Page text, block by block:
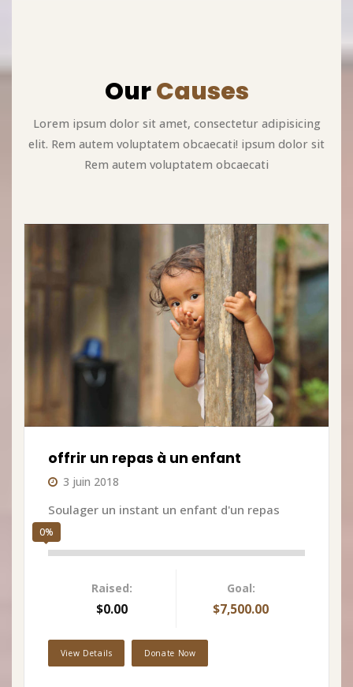
OurCauses
Lorem ipsum dolor sit amet, consectetur adipisicing
elit. Rem autem voluptatem obcaecati! ipsum dolor sit
Rem autem voluptatem obcaecati
offrir un repas à un enfant
3 juin 2018
Soulager un instant un enfant d'un repas
0%
Raised:
$0.00
Goal:
$7,500.00
View Details Donate Now